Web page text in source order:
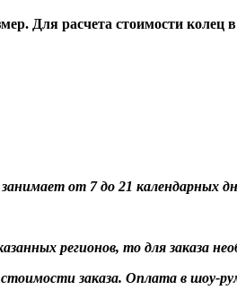
Для расчета стоимости
от 7 до 21 календарных
регионов, то для заказа
заказа. Оплата в шоу-